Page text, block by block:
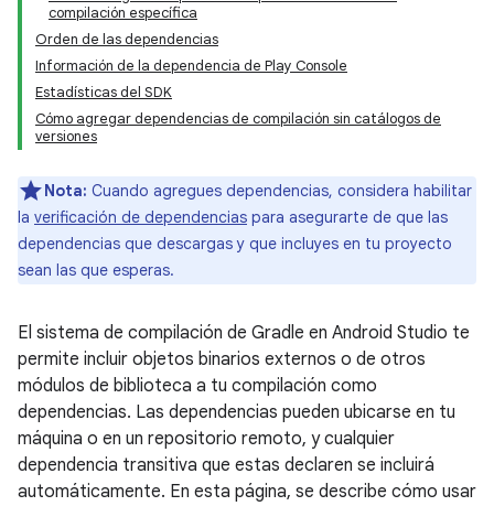
compilación específica
Orden de las dependencias
Información de la dependencia de Play Console
Estadísticas del SDK
Cómo agregar dependencias de compilación sin catálogos de
versiones
Nota: Cuando agregues dependencias, considera habilitar
la verificación de dependencias para asegurarte de que las
dependencias que descargas y que incluyes en tu proyecto
sean las que esperas.
El sistema de compilación de Gradle en Android Studio te
permite incluir objetos binarios externos o de otros
módulos de biblioteca a tu compilación como
dependencias. Las dependencias pueden ubicarse en tu
máquina o en un repositorio remoto, y cualquier
dependencia transitiva que estas declaren se incluirá
automáticamente. En esta página, se describe cómo usar